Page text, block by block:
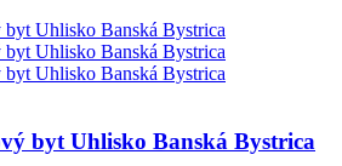
byt Uhlisko Banská Bystrica